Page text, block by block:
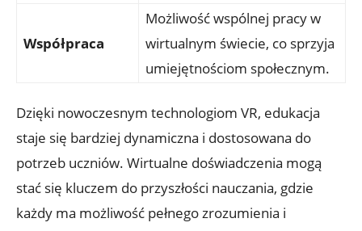
Współpraca
Możliwość wspólnej pracy w
‍wirtualnym⁢ świecie, co sprzyja
‍umiejętnościom społecznym.
Dzięki nowoczesnym technologiom VR, edukacja
staje ‍się bardziej dynamiczna i ‍dostosowana⁣ do ​
potrzeb uczniów. Wirtualne doświadczenia​ mogą
stać się kluczem do przyszłości nauczania, gdzie
każdy ma możliwość pełnego⁤ zrozumienia i